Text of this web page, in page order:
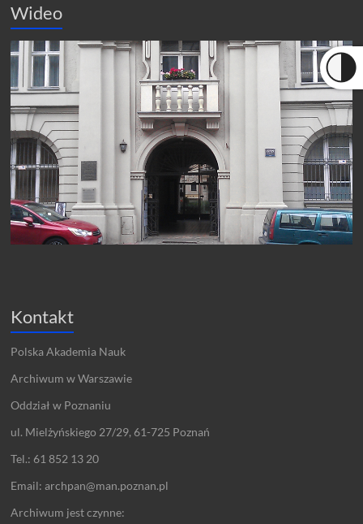
Wideo
Kontakt
Polska Akademia Nauk
Archiwum w Warszawie
Oddział w Poznaniu
ul. Mielżyńskiego 27/29, 61-725 Poznań
Tel.: 61 852 13 20
Email: archpan@man.poznan.pl
Archiwum jest czynne: